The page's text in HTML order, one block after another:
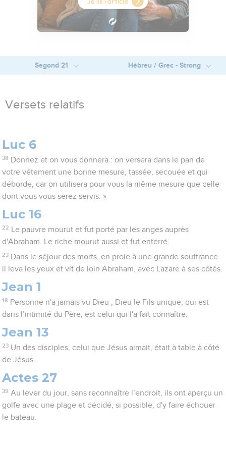
Segond 21 Hébreu / Grec - Strong
Versets relatifs
Luc 6
38 Donnez et on vous donnera : on versera dans le pan de
votre vêtement une bonne mesure, tassée, secouée et qui
déborde, car on utilisera pour vous la même mesure que celle
dont vous vous serez servis. »
Luc 16
22
Le pauvre mourut et fut porté par les anges auprès
d'Abraham. Le riche mourut aussi et fut enterré.
23 Dans le séjour des morts, en proie à une grande souffrance
il leva les yeux et vit de loin Abraham, avec Lazare à ses côtés.
Jean 1
18 Personne n'a jamais vu Dieu ; Dieu le Fils unique, qui est
dans l’intimité du Père, est celui qui l'a fait connaître.
Jean 13
23 Un des disciples, celui que Jésus aimait, était à table à côté
de Jésus.
Actes 27
39 Au lever du jour, sans reconnaître l’endroit, ils ont aperçu un
golfe avec une plage et décidé, si possible, d'y faire échouer
le bateau.